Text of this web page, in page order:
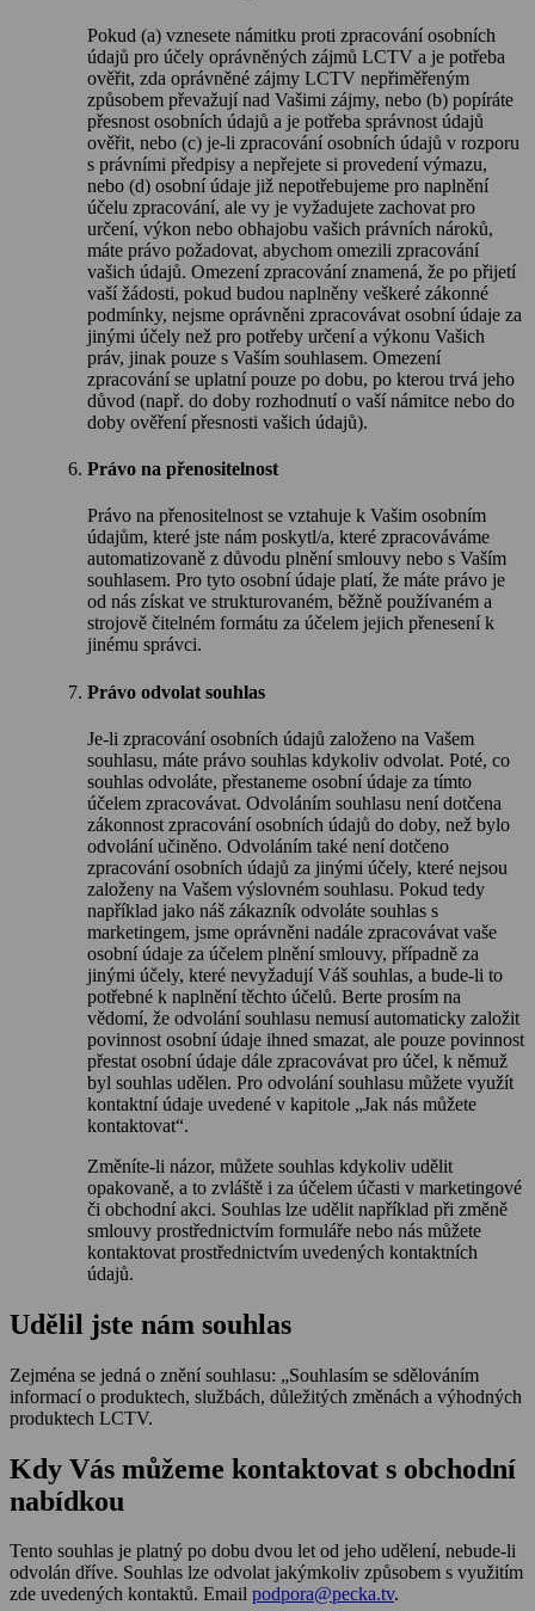
Pokud (a) vznesete námitku proti zpracování osobních
údajů pro účely oprávněných zájmů LCTV a je potřeba
ověřit, zda oprávněné zájmy LCTV nepřiměřeným
způsobem převažují nad Vašimi zájmy, nebo (b) popíráte
přesnost osobních údajů a je potřeba správnost údajů
ověřit, nebo (c) je-li zpracování osobních údajů v rozporu
s právními předpisy a nepřejete si provedení výmazu,
nebo (d) osobní údaje již nepotřebujeme pro naplnění
účelu zpracování, ale vy je vyžadujete zachovat pro
určení, výkon nebo obhajobu vašich právních nároků,
máte právo požadovat, abychom omezili zpracování
vašich údajů. Omezení zpracování znamená, že po přijetí
vaší žádosti, pokud budou naplněny veškeré zákonné
podmínky, nejsme oprávněni zpracovávat osobní údaje za
jinými účely než pro potřeby určení a výkonu Vašich
práv, jinak pouze s Vaším souhlasem. Omezení
zpracování se uplatní pouze po dobu, po kterou trvá jeho
důvod (např. do doby rozhodnutí o vaší námitce nebo do
doby ověření přesnosti vašich údajů).
Právo na přenositelnost
Právo na přenositelnost se vztahuje k Vašim osobním
údajům, které jste nám poskytl/a, které zpracováváme
automatizovaně z důvodu plnění smlouvy nebo s Vaším
souhlasem. Pro tyto osobní údaje platí, že máte právo je
od nás získat ve strukturovaném, běžně používaném a
strojově čitelném formátu za účelem jejich přenesení k
jinému správci.
Právo odvolat souhlas
Je-li zpracování osobních údajů založeno na Vašem
souhlasu, máte právo souhlas kdykoliv odvolat. Poté, co
souhlas odvoláte, přestaneme osobní údaje za tímto
účelem zpracovávat. Odvoláním souhlasu není dotčena
zákonnost zpracování osobních údajů do doby, než bylo
odvolání učiněno. Odvoláním také není dotčeno
zpracování osobních údajů za jinými účely, které nejsou
založeny na Vašem výslovném souhlasu. Pokud tedy
například jako náš zákazník odvoláte souhlas s
marketingem, jsme oprávněni nadále zpracovávat vaše
osobní údaje za účelem plnění smlouvy, případně za
jinými účely, které nevyžadují Váš souhlas, a bude-li to
potřebné k naplnění těchto účelů. Berte prosím na
vědomí, že odvolání souhlasu nemusí automaticky založit
povinnost osobní údaje ihned smazat, ale pouze povinnost
přestat osobní údaje dále zpracovávat pro účel, k němuž
byl souhlas udělen. Pro odvolání souhlasu můžete využít
kontaktní údaje uvedené v kapitole „Jak nás můžete
kontaktovat“.
Změníte-li názor, můžete souhlas kdykoliv udělit
opakovaně, a to zvláště i za účelem účasti v marketingové
či obchodní akci. Souhlas lze udělit například při změně
smlouvy prostřednictvím formuláře nebo nás můžete
kontaktovat prostřednictvím uvedených kontaktních
údajů.
Udělil jste nám souhlas
Zejména se jedná o znění souhlasu: „Souhlasím se sdělováním
informací o produktech, službách, důležitých změnách a výhodných
produktech LCTV.
Kdy Vás můžeme kontaktovat s obchodní
nabídkou
Tento souhlas je platný po dobu dvou let od jeho udělení, nebude-li
odvolán dříve. Souhlas lze odvolat jakýmkoliv způsobem s využitím
zde uvedených kontaktů. Email podpora@pecka.tv.